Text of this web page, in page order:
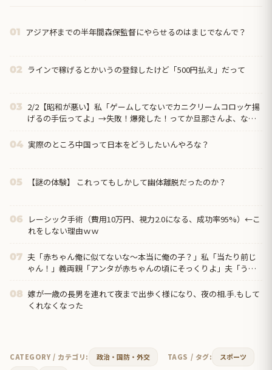
01 アジア杯までの半年間森保監督にやらせるのはまじでなんで？
02 ラインで稼げるとかいうの登録したけど「500円払え」だって
03 2/2【昭和が悪い】私「ゲームしてないでカニクリームコロッケ揚
げるの手伝ってよ」→失敗！爆発した！ってか旦那さんよ、なん
04 実際のところ中国って日本をどうしたいんやろな？
05 【謎の体験】 これってもしかして幽体離脱だったのか？
06
レーシック手術（費用10万円、視力2.0になる、成功率95%）←こ
れをしない理由ｗｗ
07 夫「赤ちゃん俺に似てないな～本当に俺の子？」私「当たり前じ
ゃん！」義両親「アンタが赤ちゃんの頃にそっくりよ」夫「うー
08 嫁が一歳の長男を連れて夜まで出歩く様になり、夜の相.手.もして
くれなくなった
CATEGORY / カテゴリ: 政治・国防・外交 TAGS / タグ:
スポーツ